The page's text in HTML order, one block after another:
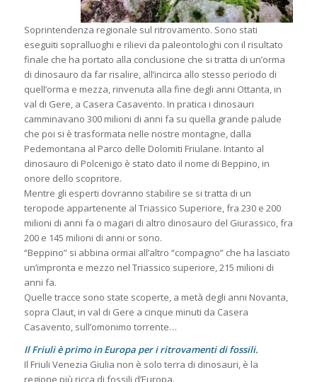
Soprintendenza regionale sul ritrovamento. Sono stati
eseguiti sopralluoghi e rilievi da paleontologhi con il risultato
finale che ha portato alla conclusione che si tratta di un’orma
di dinosauro da far risalire, all’incirca allo stesso periodo di
quell’orma e mezza, rinvenuta alla fine degli anni Ottanta, in
val di Gere, a Casera Casavento. In pratica i dinosauri
camminavano 300 milioni di anni fa su quella grande palude
che poi si è trasformata nelle nostre montagne, dalla
Pedemontana al Parco delle Dolomiti Friulane. Intanto al
dinosauro di Polcenigo è stato dato il nome di Beppino, in
onore dello scopritore.
Mentre gli esperti dovranno stabilire se si tratta di un
teropode appartenente al Triassico Superiore, fra 230 e 200
milioni di anni fa o magari di altro dinosauro del Giurassico, fra
200 e 145 milioni di anni or sono.
“Beppino” si abbina ormai all’altro “compagno” che ha lasciato
un’impronta e mezzo nel Triassico superiore, 215 milioni di
anni fa.
Quelle tracce sono state scoperte, a metà degli anni Novanta,
sopra Claut, in val di Gere a cinque minuti da Casera
Casavento, sull’omonimo torrente…
Il Friuli è primo in Europa per i ritrovamenti di fossili.
Il Friuli Venezia Giulia non è solo terra di dinosauri, è la
regione più ricca di fossili d’Europa.